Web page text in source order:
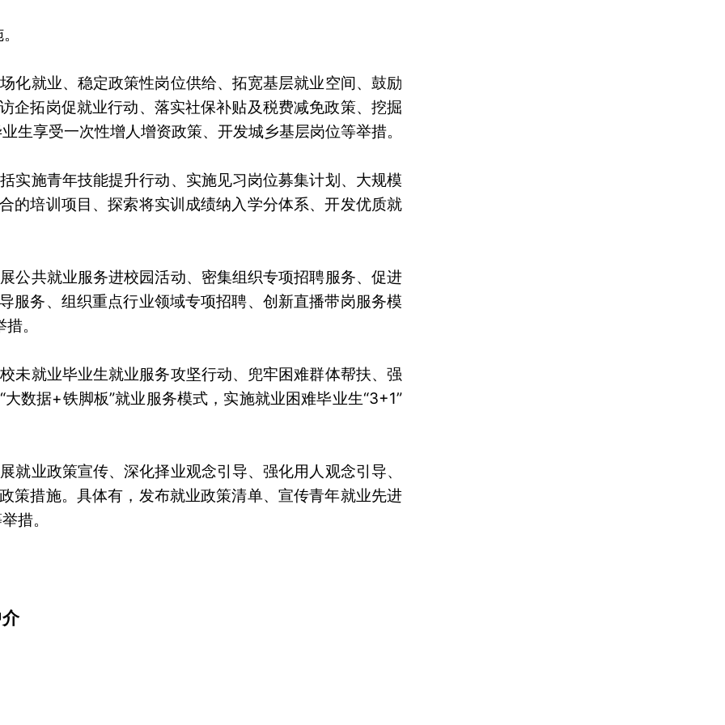
化就业、稳定政策性岗位供给、拓宽基层就业空间、鼓励
企拓岗促就业行动、落实社保补贴及税费减免政策、挖掘
生享受一次性增人增资政策、开发城乡基层岗位等举措。
实施青年技能提升行动、实施见习岗位募集计划、大规模
的培训项目、探索将实训成绩纳入学分体系、开发优质就
公共就业服务进校园活动、密集组织专项招聘服务、促进
服务、组织重点行业领域专项招聘、创新直播带岗服务模
。
未就业毕业生就业服务攻坚行动、兜牢困难群体帮扶、强
数据+铁脚板”就业服务模式，实施就业困难毕业生“3+1”
就业政策宣传、深化择业观念引导、强化用人观念引导、
策措施。具体有，发布就业政策清单、宣传青年就业先进
措。